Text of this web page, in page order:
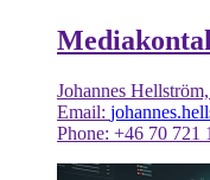
Johannes
Email:
Phone: +46 70 721